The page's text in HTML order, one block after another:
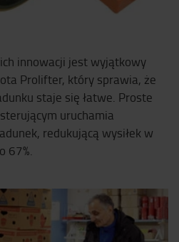
innowacji jest wyjątkowy
Prolifter, który sprawia, że
staje się łatwe. Proste
uruchamia
redukującą wysiłek w
67%.